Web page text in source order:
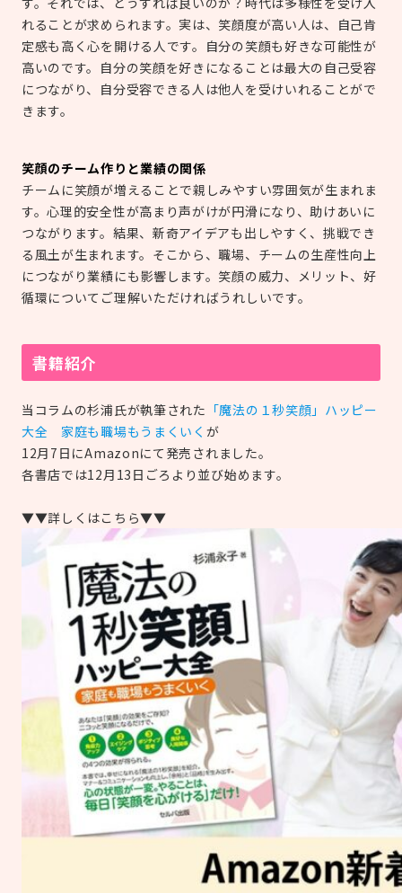
れることが求められます。実は、笑顔度が高い人は、自己肯
定感も高く心を開ける人です。自分の笑顔も好きな可能性が
高いのです。自分の笑顔を好きになることは最大の自己受容
につながり、自分受容できる人は他人を受けいれることがで
きます。
笑顔のチーム作りと業績の関係
チームに笑顔が増えることで親しみやすい雰囲気が生まれま
す。心理的安全性が高まり声がけが円滑になり、助けあいに
つながります。結果、新奇アイデアも出しやすく、挑戦でき
る風土が生まれます。そこから、職場、チームの生産性向上
につながり業績にも影響します。笑顔の威力、メリット、好
循環についてご理解いただければうれしいです。
書籍紹介
当コラムの杉浦氏が執筆された 「魔法の１秒笑顔」ハッピー
大全 家庭も職場もうまくいく が
12月7日にAmazonにて発売されました。
各書店では12月13日ごろより並び始めます。
▼▼詳しくはこちら▼▼